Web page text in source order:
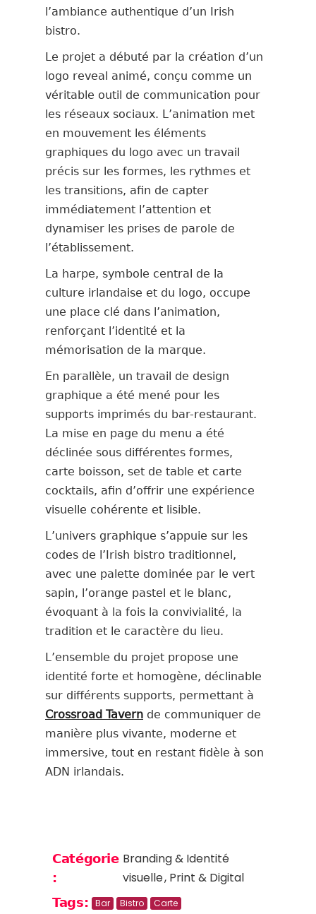
l’ambiance authentique d’un Irish
bistro.
Le projet a débuté par la création d’un
logo reveal animé, conçu comme un
véritable outil de communication pour
les réseaux sociaux. L’animation met
en mouvement les éléments
graphiques du logo avec un travail
précis sur les formes, les rythmes et
les transitions, afin de capter
immédiatement l’attention et
dynamiser les prises de parole de
l’établissement.
La harpe, symbole central de la
culture irlandaise et du logo, occupe
une place clé dans l’animation,
renforçant l’identité et la
mémorisation de la marque.
En parallèle, un travail de design
graphique a été mené pour les
supports imprimés du bar-restaurant.
La mise en page du menu a été
déclinée sous différentes formes,
carte boisson, set de table et carte
cocktails, afin d’offrir une expérience
visuelle cohérente et lisible.
L’univers graphique s’appuie sur les
codes de l’Irish bistro traditionnel,
avec une palette dominée par le vert
sapin, l’orange pastel et le blanc,
évoquant à la fois la convivialité, la
tradition et le caractère du lieu.
L’ensemble du projet propose une
identité forte et homogène, déclinable
sur différents supports, permettant à
Crossroad Tavern de communiquer de
manière plus vivante, moderne et
immersive, tout en restant fidèle à son
ADN irlandais.
Catégorie
:
Branding & Identité
visuelle Print & Digital
Tags: Bar Bistro
Carte